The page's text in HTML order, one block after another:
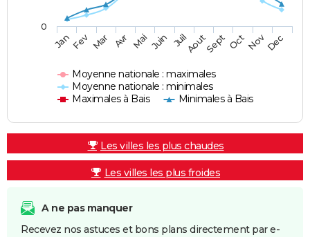
Moyenne nationale : maximales
Moyenne nationale : minimales
Maximales à Bais
Minimales à Bais
JanFev Mar Avr Mai Juin JuilAoutSept OctNovDec
0
Les villes les plus chaudes
Les villes les plus froides
A ne pas manquer
Recevez nos astuces et bons plans directement par e-